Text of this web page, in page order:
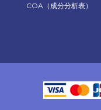
COA（成分分析表）